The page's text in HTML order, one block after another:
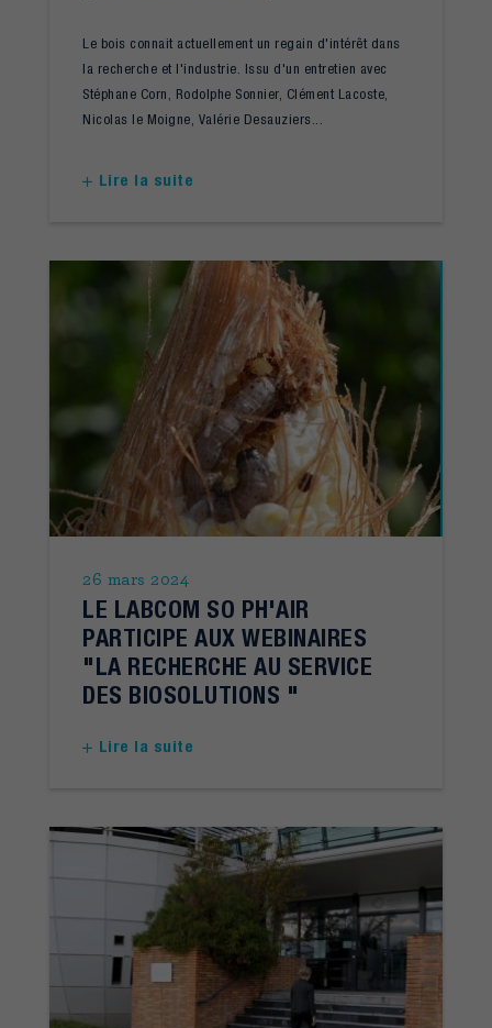
Le bois connait actuellement un regain d'intérêt dans
la recherche et l'industrie. Issu d'un entretien avec
Stéphane Corn, Rodolphe Sonnier, Clément Lacoste,
Nicolas le Moigne, Valérie Desauziers...
Lire la suite
26 mars 2024
LE LABCOM SO PH'AIR
PARTICIPE AUX WEBINAIRES
"LA RECHERCHE AU SERVICE
DES BIOSOLUTIONS "
Lire la suite